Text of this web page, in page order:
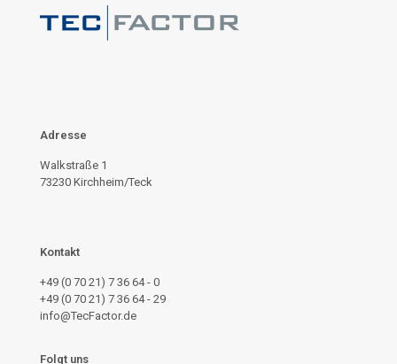
Adresse
Walkstraße 1
73230 Kirchheim/Teck
Kontakt
+49 (0 70 21) 7 36 64 - 0
+49 (0 70 21) 7 36 64 - 29
info@TecFactor.de
Folgt uns